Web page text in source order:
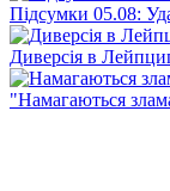
Підсумки 05.08:
Диверсія в
"Намагаються